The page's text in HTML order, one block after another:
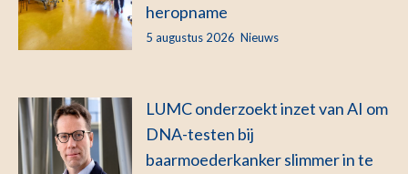
heropname
5 augustus 2026 Nieuws
LUMC onderzoekt inzet van AI om
DNA-testen bij
baarmoederkanker slimmer in te